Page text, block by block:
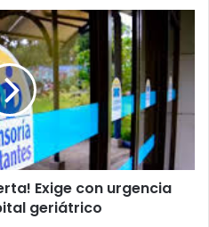
Exige con urgencia
geriátrico